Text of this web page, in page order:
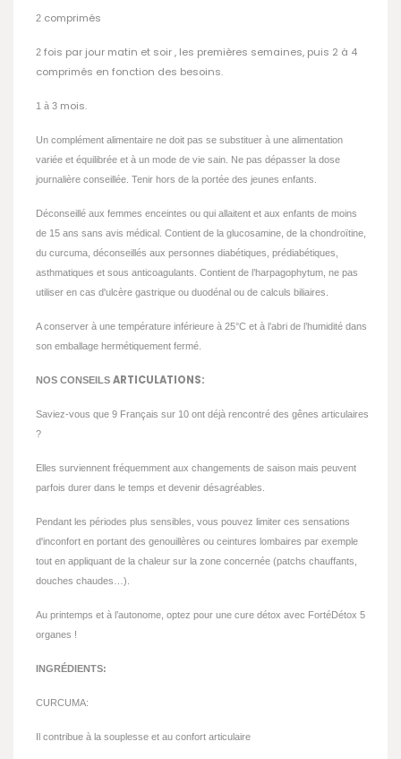
2 comprimés
2 fois par jour matin et soir , les premières semaines, puis 2 à 4
comprimés en fonction des besoins.
1 à 3 mois.
Un complément alimentaire ne doit pas se substituer à une alimentation
variée et équilibrée et à un mode de vie sain. Ne pas dépasser la dose
journalière conseillée. Tenir hors de la portée des jeunes enfants.
Déconseillé aux femmes enceintes ou qui allaitent et aux enfants de moins
de 15 ans sans avis médical. Contient de la glucosamine, de la chondroïtine,
du curcuma, déconseillés aux personnes diabétiques, prédiabétiques,
asthmatiques et sous anticoagulants. Contient de l’harpagophytum, ne pas
utiliser en cas d'ulcère gastrique ou duodénal ou de calculs biliaires.
A conserver à une température inférieure à 25°C et à l’abri de l’humidité dans
son emballage hermétiquement fermé.
NOS CONSEILS ARTICULATIONS:
Saviez-vous que 9 Français sur 10 ont déjà rencontré des gênes articulaires
?
Elles surviennent fréquemment aux changements de saison mais peuvent
parfois durer dans le temps et devenir désagréables.
Pendant les périodes plus sensibles, vous pouvez limiter ces sensations
d'inconfort en portant des genouillères ou ceintures lombaires par exemple
tout en appliquant de la chaleur sur la zone concernée (patchs chauffants,
douches chaudes…).
Au printemps et à l’autonome, optez pour une cure détox avec FortéDétox 5
organes !
INGRÉDIENTS:
CURCUMA:
Il contribue à la souplesse et au confort articulaire